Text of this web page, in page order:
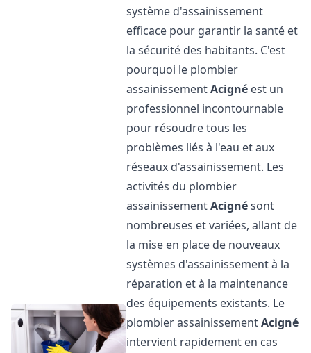
système d'assainissement
efficace pour garantir la santé et
la sécurité des habitants. C'est
pourquoi le plombier
assainissementAcigné est un
professionnel incontournable
pour résoudre tous les
problèmes liés à l'eau et aux
réseaux d'assainissement. Les
activités du plombier
assainissementAcignésont
nombreuses et variées, allant de
la mise en place de nouveaux
systèmes d'assainissement à la
réparation et à la maintenance
des équipements existants. Le
plombier assainissementAcigné
intervient rapidement en cas